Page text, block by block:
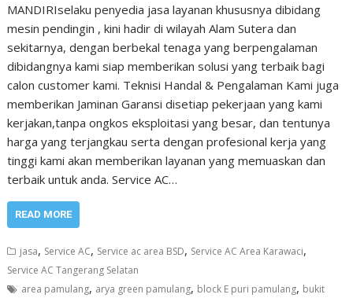
MANDIRIselaku penyedia jasa layanan khususnya dibidang
mesin pendingin , kini hadir di wilayah Alam Sutera dan
sekitarnya, dengan berbekal tenaga yang berpengalaman
dibidangnya kami siap memberikan solusi yang terbaik bagi
calon customer kami. Teknisi Handal & Pengalaman Kami juga
memberikan Jaminan Garansi disetiap pekerjaan yang kami
kerjakan,tanpa ongkos eksploitasi yang besar, dan tentunya
harga yang terjangkau serta dengan profesional kerja yang
tinggi kami akan memberikan layanan yang memuaskan dan
terbaik untuk anda. Service AC…
READ MORE
jasa, Service AC, Service ac area BSD, Service AC Area Karawaci,
Service AC Tangerang Selatan
area pamulang, arya green pamulang, block E puri pamulang, bukit